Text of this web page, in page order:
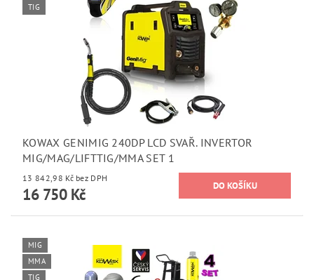
TIG
KOWAX GENIMIG 240DP LCD SVAŘ. INVERTOR
MIG/MAG/LIFTTIG/MMA SET 1
13 842,98 Kč bez DPH
16 750 Kč
MIG
MMA
TIG